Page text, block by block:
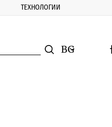
ТЕХНОЛОГИИ
Смяна на